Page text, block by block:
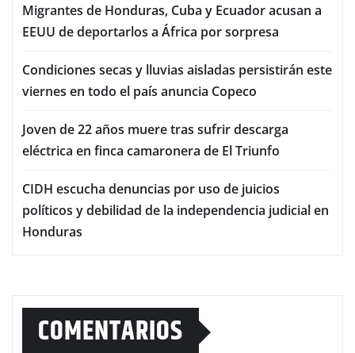
Migrantes de Honduras, Cuba y Ecuador acusan a
EEUU de deportarlos a África por sorpresa
Condiciones secas y lluvias aisladas persistirán este
viernes en todo el país anuncia Copeco
Joven de 22 años muere tras sufrir descarga
eléctrica en finca camaronera de El Triunfo
CIDH escucha denuncias por uso de juicios
políticos y debilidad de la independencia judicial en
Honduras
COMENTARIOS